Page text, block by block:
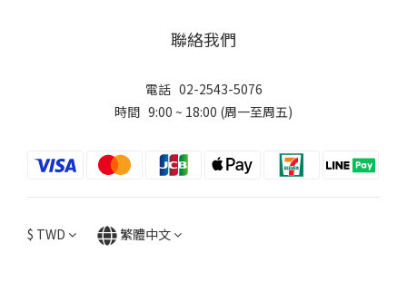
聯絡我們
電話 02-2543-5076
時間 9:00 ~ 18:00 (周一至周五)
$ TWD 繁體中文